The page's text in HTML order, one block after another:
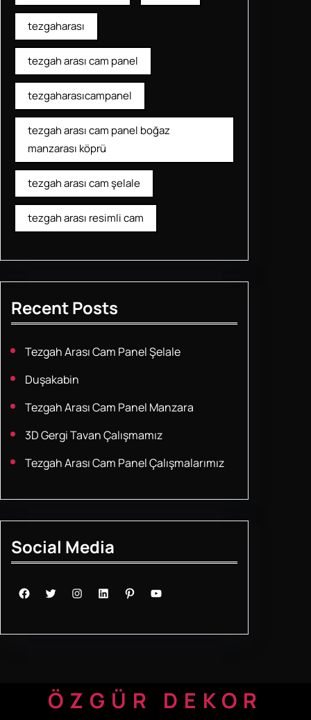
tezgaharası
tezgah arası cam panel
tezgaharasıcampanel
tezgah arası cam panel boğaz
manzarası köprü
tezgah arası cam şelale
tezgah arası resimli cam
Recent Posts
Tezgah Arası Cam Panel Şelale
Duşakabin
Tezgah Arası Cam Panel Manzara
3D Gergi Tavan Çalışmamız
Tezgah Arası Cam Panel Çalışmalarımız
Social Media
Facebook Twitter Instagram LinkedIn Pinterest YouTube
ÖZGÜR DEKOR